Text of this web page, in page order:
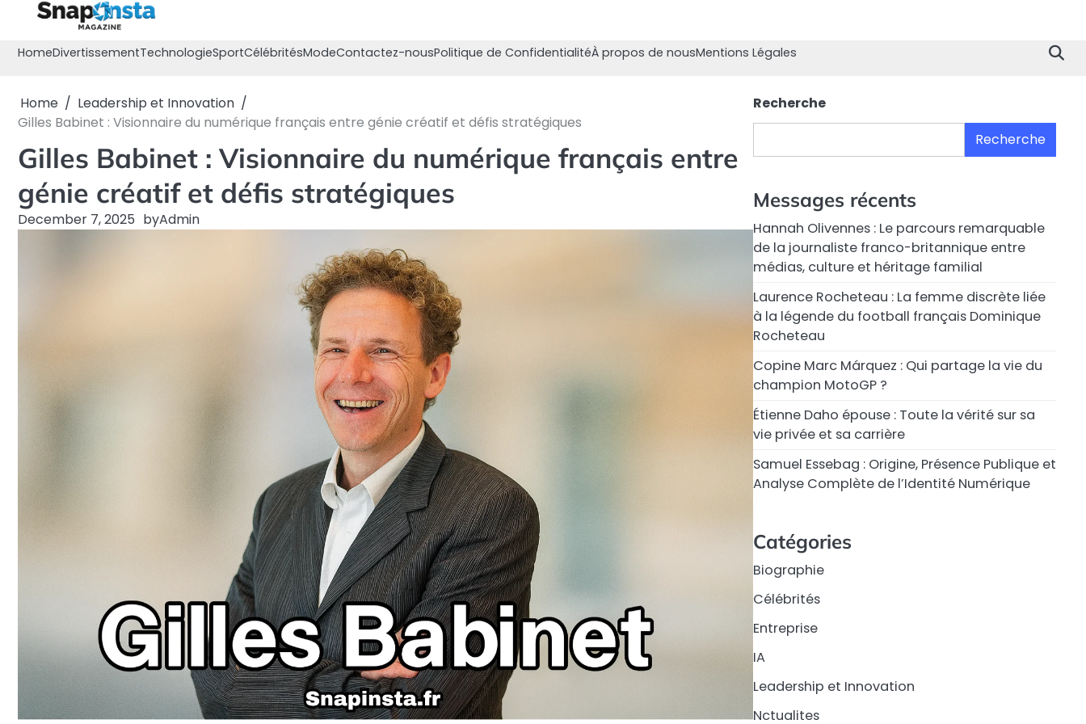
content
HomeDivertissementTechnologieSportCélébritésModeContactez-nousPolitique de ConfidentialitéÀ propos de nousMentions Légales
Home
Leadership et Innovation
Gilles Babinet : Visionnaire du numérique français entre génie créatif et défis stratégiques
Gilles Babinet : Visionnaire du numérique français entre
génie créatif et défis stratégiques
December 7, 2025 byAdmin
Recherche
Recherche
Messages récents
Hannah Olivennes : Le parcours remarquable
de la journaliste franco-britannique entre
médias, culture et héritage familial
Laurence Rocheteau : La femme discrète liée
à la légende du football français Dominique
Rocheteau
Copine Marc Márquez : Qui partage la vie du
champion MotoGP ?
Étienne Daho épouse : Toute la vérité sur sa
vie privée et sa carrière
Samuel Essebag : Origine, Présence Publique et
Analyse Complète de l’Identité Numérique
Catégories
Biographie
Célébrités
Entreprise
IA
Leadership et Innovation
Nctualites